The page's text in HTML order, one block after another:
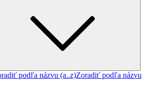
podľa názvu (a..z)Zoradiť podľa názvu